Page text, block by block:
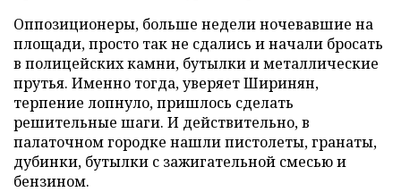
Оппозиционеры, больше недели ночевавшие на
площади, просто так не сдались и начали бросать
в полицейских камни, бутылки и металлические
прутья. Именно тогда, уверяет Ширинян,
терпение лопнуло, пришлось сделать
решительные шаги. И действительно, в
палаточном городке нашли пистолеты, гранаты,
дубинки, бутылки с зажигательной смесью и
бензином.